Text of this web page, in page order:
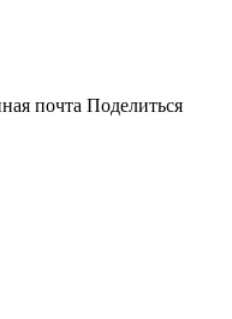
почта Поделиться